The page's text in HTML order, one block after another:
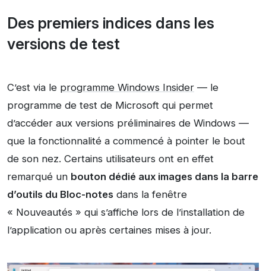
Des premiers indices dans les
versions de test
C’est via le programme Windows Insider — le
programme de test de Microsoft qui permet
d’accéder aux versions préliminaires de Windows —
que la fonctionnalité a commencé à pointer le bout
de son nez. Certains utilisateurs ont en effet
remarqué un bouton dédié aux images dans la barre
d’outils du Bloc-notes dans la fenêtre
« Nouveautés » qui s’affiche lors de l’installation de
l’application ou après certaines mises à jour.